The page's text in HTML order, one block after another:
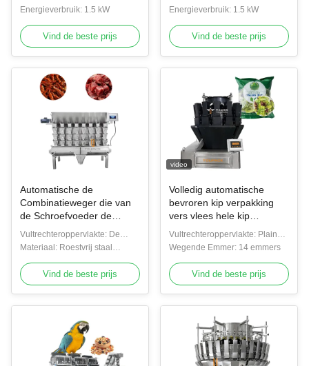
Vleesvleugels
Verpakkingsmachine
Energieverbruik: 1.5 kW
Vind de beste prijs
Energieverbruik: 1.5 kW
Vind de beste prijs
Automatische de
Combinatieweger die van
de Schroefvoeder de
Kleverige Machine van de
Voedselvleesverwerking
Vultrechteroppervlakte: De
vultrechter van de kuiltjeplaat
Materiaal: Roestvrij staal
304/316
Vind de beste prijs
video
Volledig automatische
bevroren kip verpakking
vers vlees hele kip
verpakkingsmachine
aluminium verpakking
afdichting machine
Vultrechteroppervlakte: Plain
plate hopper/Dimple plate
hopper
Wegende Emmer: 14 emmers
Vind de beste prijs